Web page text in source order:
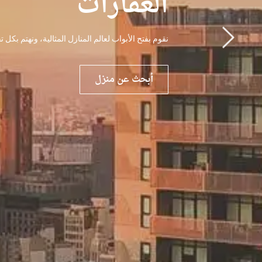
نقوم بفتح الأبواب لعالم المنازل المثالية، ونهتم
أبحث عن منزل